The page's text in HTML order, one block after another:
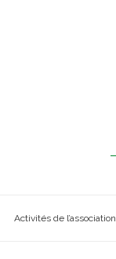
Activités de l’association